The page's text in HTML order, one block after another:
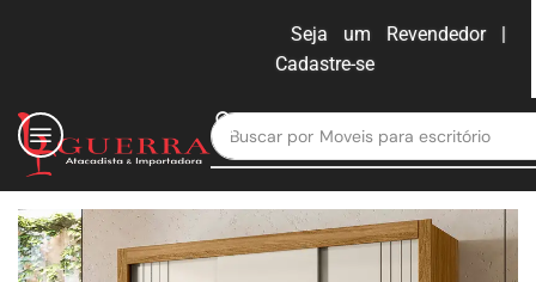
Seja um Revendedor |
Cadastre-se
Buscar por Moveis para escritório